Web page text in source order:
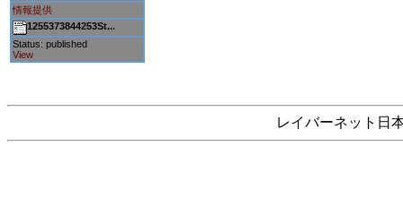
情報提供
1255373844253St...
Status: published
View
レイバーネット日